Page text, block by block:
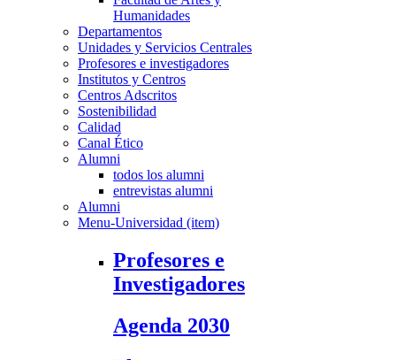
Humanidades
Departamentos
Unidades y Servicios Centrales
Profesores e investigadores
Institutos y Centros
Centros Adscritos
Sostenibilidad
Calidad
Canal Ético
Alumni
todos los alumni
entrevistas alumni
Alumni
Menu-Universidad (item)
Profesores e
Investigadores
Agenda 2030